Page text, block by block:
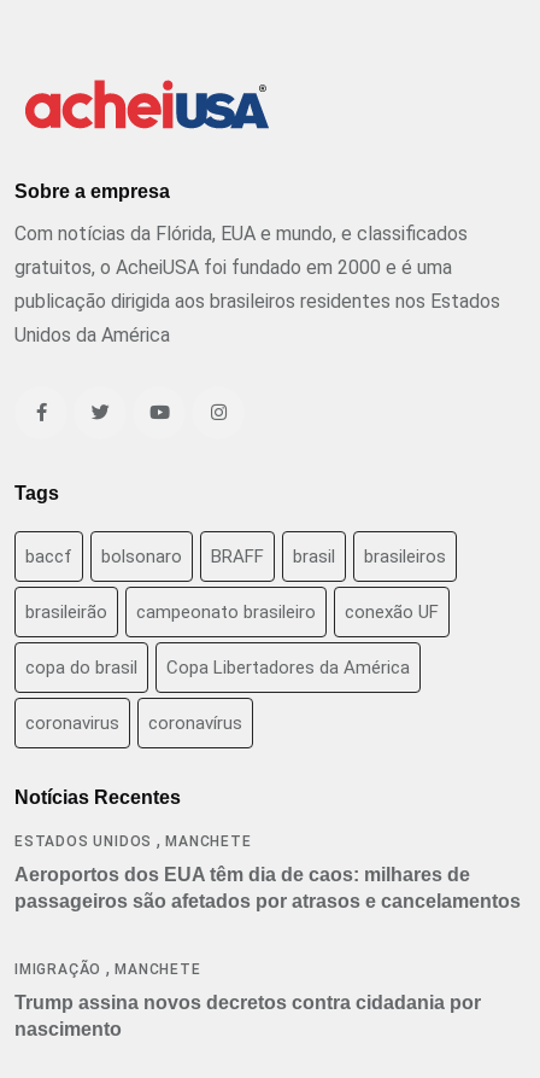
Sobre a empresa
Com notícias da Flórida, EUA e mundo, e classificados
gratuitos, o AcheiUSA foi fundado em 2000 e é uma
publicação dirigida aos brasileiros residentes nos Estados
Unidos da América
Tags
baccf bolsonaro BRAFF brasil brasileiros
brasileirão campeonato brasileiro conexão UF
copa do brasil Copa Libertadores da América
coronavirus coronavírus
Notícias Recentes
ESTADOS UNIDOS ,MANCHETE
Aeroportos dos EUA têm dia de caos: milhares de
passageiros são afetados por atrasos e cancelamentos
IMIGRAÇÃO ,MANCHETE
Trump assina novos decretos contra cidadania por
nascimento